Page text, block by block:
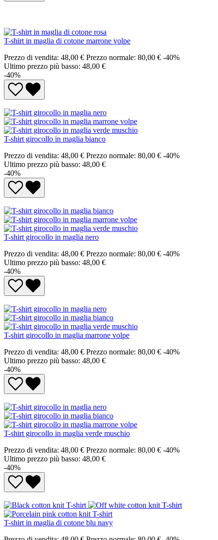
T-shirt in maglia di cotone marrone volpe
Prezzo di vendita: 48,00 € Prezzo normale: 80,00 € -40%
Ultimo prezzo più basso: 48,00 €
-40%
T-shirt girocollo in maglia bianco
Prezzo di vendita: 48,00 € Prezzo normale: 80,00 € -40%
Ultimo prezzo più basso: 48,00 €
-40%
T-shirt girocollo in maglia nero
Prezzo di vendita: 48,00 € Prezzo normale: 80,00 € -40%
Ultimo prezzo più basso: 48,00 €
-40%
T-shirt girocollo in maglia marrone volpe
Prezzo di vendita: 48,00 € Prezzo normale: 80,00 € -40%
Ultimo prezzo più basso: 48,00 €
-40%
T-shirt girocollo in maglia verde muschio
Prezzo di vendita: 48,00 € Prezzo normale: 80,00 € -40%
Ultimo prezzo più basso: 48,00 €
-40%
T-shirt in maglia di cotone blu navy